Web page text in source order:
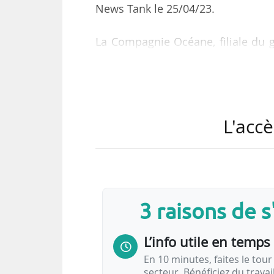
News Tank le 25/04/23.
La Compagnie Océane, filiale du
Un accord entre la Compagnie
3 raisons de
L’info utile en
En 10 minutes, faites le tour